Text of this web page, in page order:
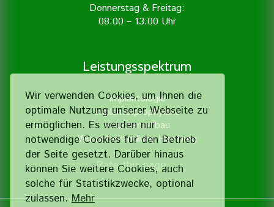
Wir verwenden Cookies, um Ihnen die
optimale Nutzung unserer Webseite zu
ermöglichen. Es werden nur
notwendige Cookies für den Betrieb
der Seite gesetzt. Darüber hinaus
können Sie weitere Cookies, auch
solche für Statistik­zwecke, optional
zulassen.Mehr
Donnerstag & Freitag:
08:00 – 13:00 Uhr
Leistungsspektrum
Implantologie
Implantatprophylaxe
Knochenaufbau
Wurzelbehandlung Hamburg
Rate this page